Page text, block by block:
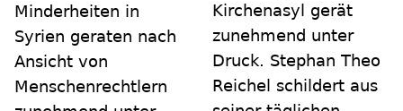
Minderheiten in
Syrien geraten nach
Ansicht von
Menschenrechtlern
Kirchenasyl gerät
zunehmend unter
Druck. Stephan Theo
Reichel schildert aus